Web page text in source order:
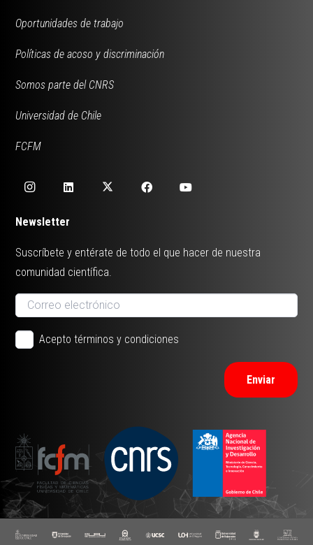
Oportunidades de trabajo
Políticas de acoso y discriminación
Somos parte del CNRS
Universidad de Chile
FCFM
Newsletter
Suscríbete y entérate de todo el que hacer de nuestra
comunidad científica.
Acepto términos y condiciones
Enviar